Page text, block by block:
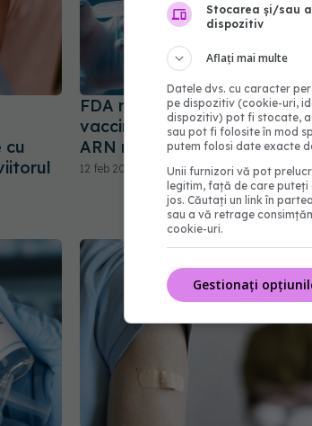
cu
FDA respinge proiectul unui
vaccin antigripal pe bază de
ARN mesager
12 feb 2026, 09:52
Stocarea și/sau
dispozitiv
Aflați mai multe
Datele dvs. cu caracter
pe dispozitiv (cookie-uri,
dispozitiv) pot fi stocate,
sau pot fi folosite în mod
putem folosi date exacte
Unii furnizori vă pot
legitim, față de care
jos. Căutați un link în
sau a vă retrage
cookie-uri.
Gestionați